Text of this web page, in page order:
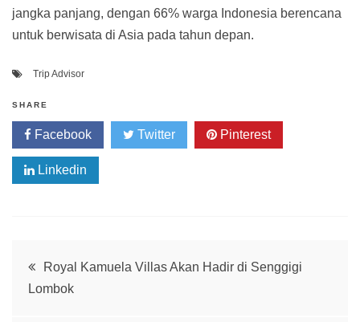
jangka panjang, dengan 66% warga Indonesia berencana
untuk berwisata di Asia pada tahun depan.
Trip Advisor
SHARE
Facebook Twitter Pinterest
Linkedin
PostRoyal Kamuela Villas Akan Hadir di Senggigi
Lombok